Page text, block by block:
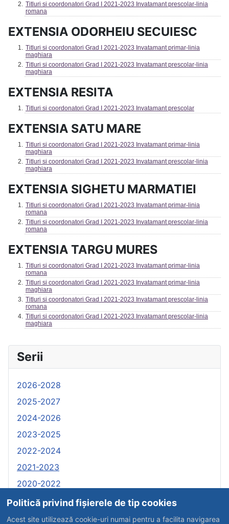
Titluri si coordonatori Grad I 2021-2023 Invatamant prescolar-linia
romana
EXTENSIA ODORHEIU SECUIESC
Titluri si coordonatori Grad I 2021-2023 Invatamant primar-linia
maghiara
Titluri si coordonatori Grad I 2021-2023 Invatamant prescolar-linia
maghiara
EXTENSIA RESITA
Titluri si coordonatori Grad I 2021-2023 Invatamant prescolar
EXTENSIA SATU MARE
Titluri si coordonatori Grad I 2021-2023 Invatamant primar-linia
maghiara
Titluri si coordonatori Grad I 2021-2023 Invatamant prescolar-linia
maghiara
EXTENSIA SIGHETU MARMATIEI
Titluri si coordonatori Grad I 2021-2023 Invatamant primar-linia
romana
Titluri si coordonatori Grad I 2021-2023 Invatamant prescolar-linia
romana
EXTENSIA TARGU MURES
Titluri si coordonatori Grad I 2021-2023 Invatamant primar-linia
romana
Titluri si coordonatori Grad I 2021-2023 Invatamant primar-linia
maghiara
Titluri si coordonatori Grad I 2021-2023 Invatamant prescolar-linia
romana
Titluri si coordonatori Grad I 2021-2023 Invatamant prescolar-linia
maghiara
Serii
2026-2028
2025-2027
2024-2026
2023-2025
2022-2024
2021-2023
2020-2022
2019-2021
2018-2020
Politică privind fișierele de tip cookies
Acest site utilizează cookie-uri numai pentru a facilita navigarea